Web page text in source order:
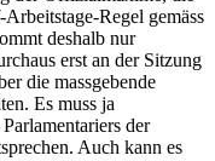
Regel gemäss
deshalb nur
erst an der Sitzung
die massgebende
Es muss ja
der
Auch kann es